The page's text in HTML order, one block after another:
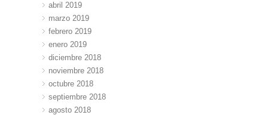
abril 2019
marzo 2019
febrero 2019
enero 2019
diciembre 2018
noviembre 2018
octubre 2018
septiembre 2018
agosto 2018